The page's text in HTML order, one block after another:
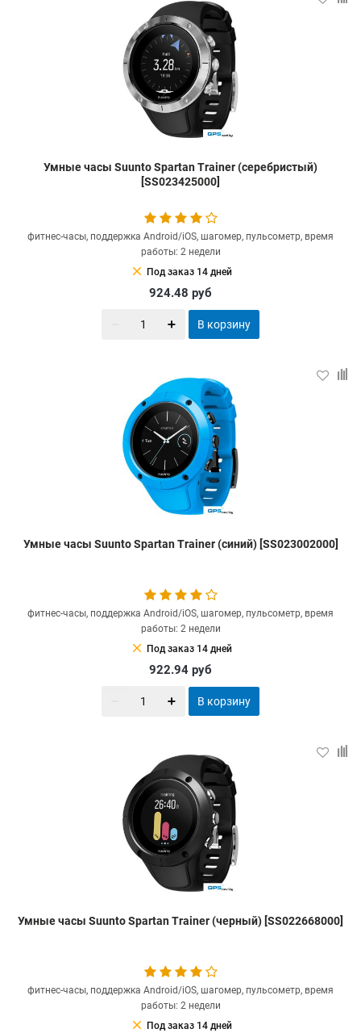
Умные часы Suunto Spartan Trainer (серебристый)
[SS023425000]
фитнес-часы, поддержка Android/iOS, шагомер, пульсометр, время
работы: 2 недели
clear Под заказ 14 дней
924.48 руб
В корзину
Умные часы Suunto Spartan Trainer (синий) [SS023002000]
фитнес-часы, поддержка Android/iOS, шагомер, пульсометр, время
работы: 2 недели
clear Под заказ 14 дней
922.94 руб
В корзину
Умные часы Suunto Spartan Trainer (черный) [SS022668000]
фитнес-часы, поддержка Android/iOS, шагомер, пульсометр, время
работы: 2 недели
clear Под заказ 14 дней